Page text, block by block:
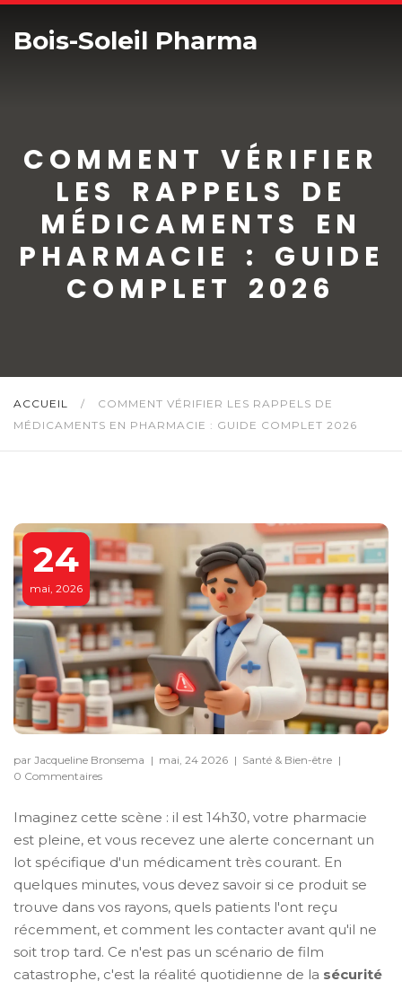
Bois-Soleil Pharma
COMMENT VÉRIFIER
LES RAPPELS DE
MÉDICAMENTS EN
PHARMACIE : GUIDE
COMPLET 2026
ACCUEIL /
COMMENT VÉRIFIER LES RAPPELS DE
MÉDICAMENTS EN PHARMACIE : GUIDE COMPLET 2026
24
mai, 2026
par Jacqueline Bronsema | mai, 24 2026 | Santé & Bien-être |
0 Commentaires
Imaginez cette scène : il est 14h30, votre pharmacie
est pleine, et vous recevez une alerte concernant un
lot spécifique d'un médicament très courant. En
quelques minutes, vous devez savoir si ce produit se
trouve dans vos rayons, quels patients l'ont reçu
récemment, et comment les contacter avant qu'il ne
soit trop tard. Ce n'est pas un scénario de film
catastrophe, c'est la réalité quotidienne de la sécurité